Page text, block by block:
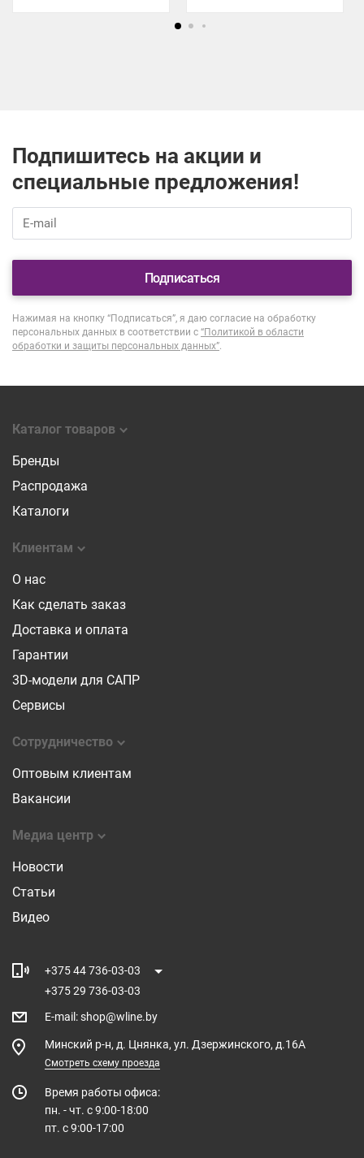
Подпишитесь на акции и
специальные предложения!
Подписаться
Нажимая на кнопку “Подписаться”, я даю согласие на обработку
персональных данных в соответствии с “Политикой в области
обработки и защиты персональных данных”.
Каталог товаров
Бренды
Распродажа
Каталоги
Клиентам
О нас
Как сделать заказ
Доставка и оплата
Гарантии
3D-модели для САПР
Сервисы
Сотрудничество
Оптовым клиентам
Вакансии
Медиа центр
Новости
Статьи
Видео
+375 44 736-03-03
+375 29 736-03-03
E-mail :shop@wline.by
Минский р-н, д. Цнянка, ул. Дзержинского, д.16А
Смотреть схему проезда
Время работы офиса:
пн. - чт. с 9:00-18:00
пт. с 9:00-17:00